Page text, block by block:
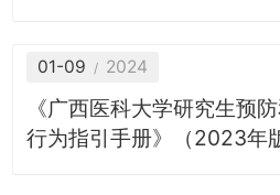
01-09 2024
《广西医科大学研究生预
行为指引手册》（2023年